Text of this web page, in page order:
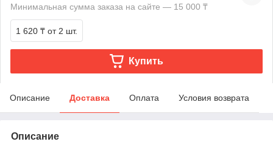
Минимальная сумма заказа на сайте — 15 000 ₸
1 620 ₸ от 2 шт.
Купить
Описание Доставка Оплата Условия возврата
Описание